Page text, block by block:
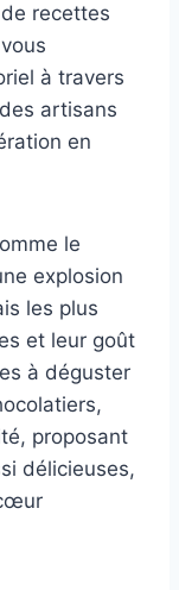
recettes
à travers
artisans
en
le
explosion
les plus
et leur goût
à déguster
proposant
délicieuses,